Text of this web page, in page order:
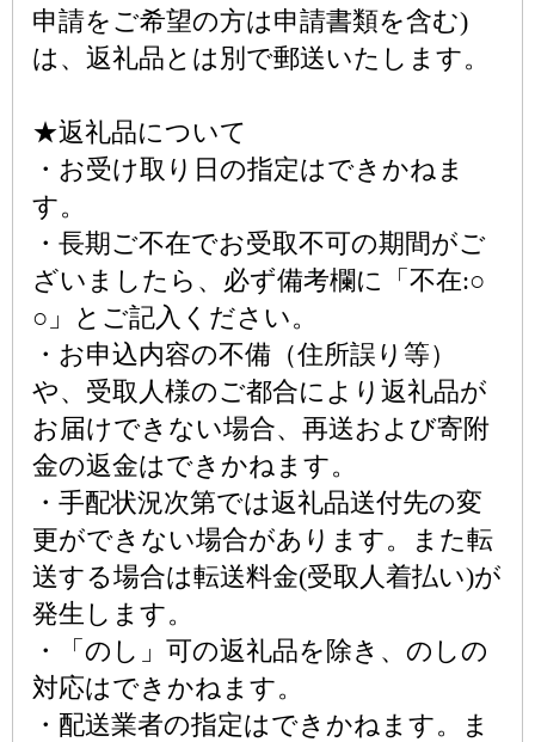
申請をご希望の方は申請書類を含む)
は、返礼品とは別で郵送いたします。
★返礼品について
・お受け取り日の指定はできかねま
す。
・長期ご不在でお受取不可の期間がご
ざいましたら、必ず備考欄に「不在:○
○」とご記入ください。
・お申込内容の不備（住所誤り等）
や、受取人様のご都合により返礼品が
お届けできない場合、再送および寄附
金の返金はできかねます。
・手配状況次第では返礼品送付先の変
更ができない場合があります。また転
送する場合は転送料金(受取人着払い)が
発生します。
・「のし」可の返礼品を除き、のしの
対応はできかねます。
・配送業者の指定はできかねます。ま